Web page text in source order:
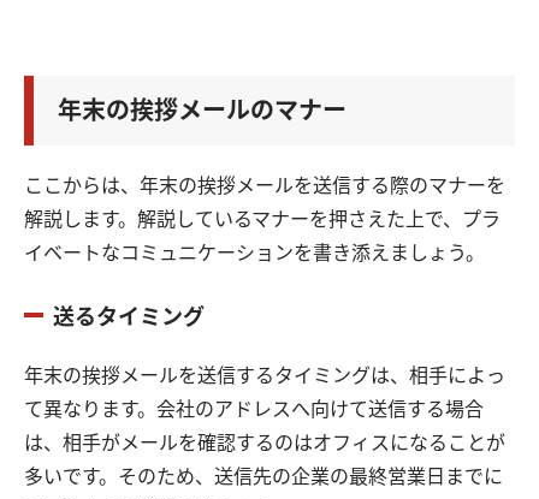
年末の挨拶メールのマナー
ここからは、年末の挨拶メールを送信する際のマナーを
解説します。解説しているマナーを押さえた上で、プラ
イベートなコミュニケーションを書き添えましょう。
送るタイミング
年末の挨拶メールを送信するタイミングは、相手によっ
て異なります。会社のアドレスへ向けて送信する場合
は、相手がメールを確認するのはオフィスになることが
多いです。そのため、送信先の企業の最終営業日までに